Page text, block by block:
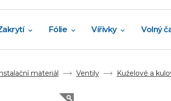
Fólie Vířivky Volný
Instalační materiál Ventily Kuželové a